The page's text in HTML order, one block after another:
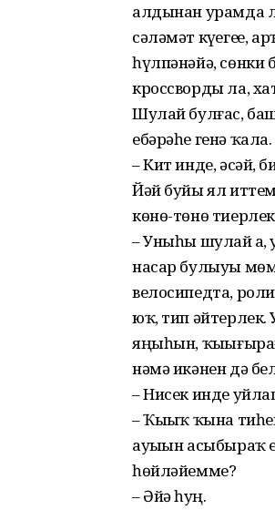
алдынан урамда
сәләмәт
һүлпәнәйә, сөнки
кроссворды ла,
Шулай булғас,
ебәрәһе генә ҡала.
– Кит инде, әсәй,
Йәй буйы ял
көнө-төнө тиерлек
– Уныһы шулай ҙа,
насар булыуы
велосипедта,
юҡ, тип әйтерлек.
яңыһын,
нәмә икәнен дә
– Нисек инде
– Ҡыҙыҡ ҡына
ауыҙын асыбыраҡ
һөйләйемме?
– Әйҙә һуң.